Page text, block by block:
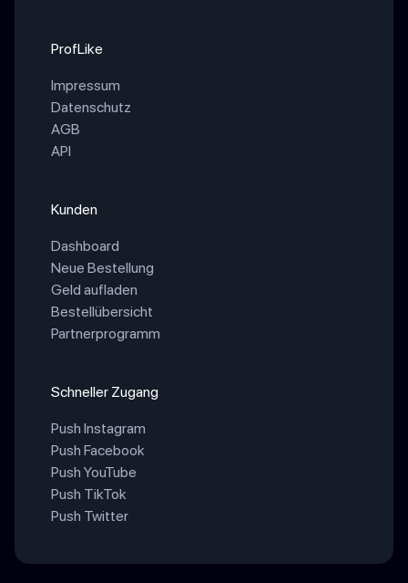
ProfLike
Impressum
Datenschutz
AGB
API
Kunden
Dashboard
Neue Bestellung
Geld aufladen
Bestellübersicht
Partnerprogramm
Schneller Zugang
Push Instagram
Push Facebook
Push YouTube
Push TikTok
Push Twitter